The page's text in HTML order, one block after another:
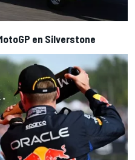
en Silverstone